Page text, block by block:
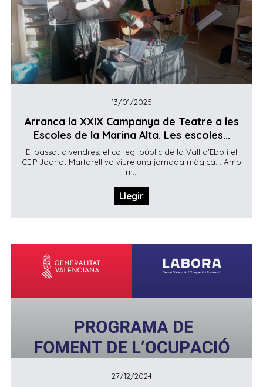
13/01/2025
Arranca la XXIX Campanya de Teatre a les
Escoles de la Marina Alta. Les escoles...
El passat divendres, el col·legi públic de la Vall d'Ebo i el
CEIP Joanot Martorell va viure una jornada màgica. . Amb
m...
Llegir
27/12/2024